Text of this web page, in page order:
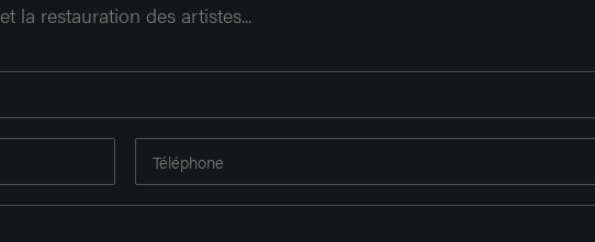
et la restauration des artistes...